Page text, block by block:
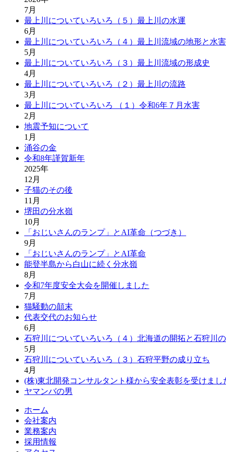
7月
最上川についていろいろ（５）最上川の水運
6月
最上川についていろいろ（４）最上川流域の地形と水
5月
最上川についていろいろ（３）最上川流域の形成史
4月
最上川についていろいろ（２）最上川の流路
3月
最上川についていろいろ （１）令和6年７月水害
2月
地震予知について
1月
涌谷の金
令和8年謹賀新年
2025年
12月
子猫のその後
11月
堺田の分水嶺
10月
「おじいさんのランプ」とAI革命（つづき）
9月
「おじいさんのランプ」とAI革命
能登半島から白山に続く分水嶺
8月
令和7年度安全大会を開催しました
7月
猫騒動の顛末
代表交代のお知らせ
6月
石狩川についていろいろ（４）北海道の開拓と石狩川
5月
石狩川についていろいろ（３）石狩平野の成り立ち
4月
(株)東北開発コンサルタント様から安全表彰を受けまし
ヤマンバの男
ホーム
会社案内
業務案内
採用情報